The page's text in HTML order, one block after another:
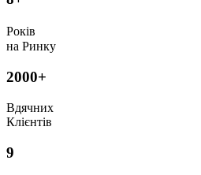
Років
на Ринку
2000+
Вдячних
Клієнтів
9